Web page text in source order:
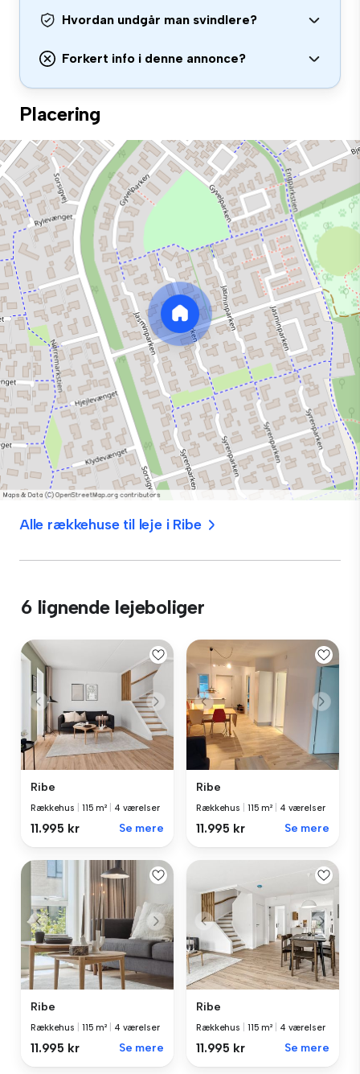
Hvordan undgår man svindlere?
Forkert info i denne annonce?
Placering
Alle rækkehuse til leje i Ribe
6 lignende lejeboliger
Ribe
Rækkehus 115 m² 4 værelser
11.995 kr Se mere
Ribe
Rækkehus 115 m² 4 værelser
11.995 kr Se mere
Ribe
Rækkehus 115 m² 4 værelser
11.995 kr Se mere
Ribe
Rækkehus 115 m² 4 værelser
11.995 kr Se mere